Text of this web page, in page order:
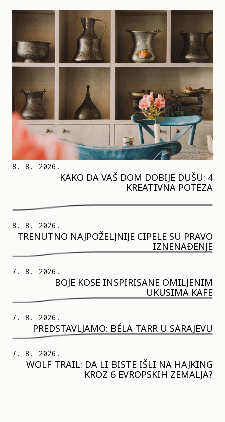
8. 8. 2026.
KAKO DA VAŠ DOM DOBIJE DUŠU: 4
KREATIVNA POTEZA
8. 8. 2026.
TRENUTNO NAJPOŽELJNIJE CIPELE SU PRAVO
IZNENAĐENJE
7. 8. 2026.
BOJE KOSE INSPIRISANE OMILJENIM
UKUSIMA KAFE
7. 8. 2026.
PREDSTAVLJAMO: BÉLA TARR U SARAJEVU
7. 8. 2026.
WOLF TRAIL: DA LI BISTE IŠLI NA HAJKING
KROZ 6 EVROPSKIH ZEMALJA?